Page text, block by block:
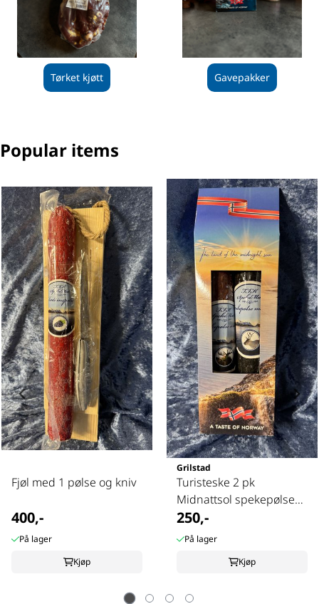
Tørket kjøtt Gavepakker
Popular items
Fjøl med 1 pølse og kniv
400,-
På lager
Kjøp
Grilstad
Turisteske 2 pk
Midnattsol spekepølse
med elg og ...
250,-
På lager
Kjøp